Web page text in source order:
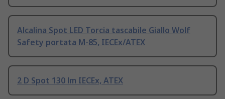
Alcalina Spot LED Torcia tascabile Giallo Wolf
Safety portata M-85, IECEx/ATEX
2 D Spot 130 lm IECEx, ATEX